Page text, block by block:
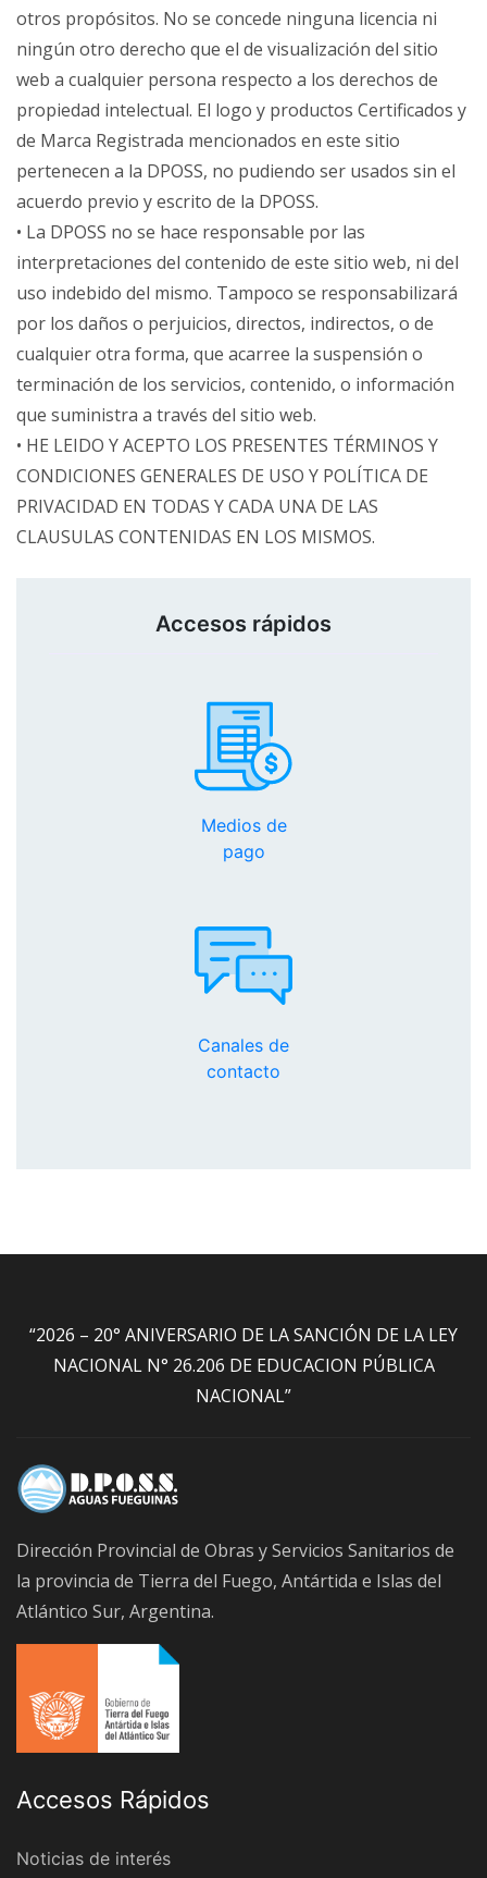
otros propósitos. No se concede ninguna licencia ni
ningún otro derecho que el de visualización del sitio
web a cualquier persona respecto a los derechos de
propiedad intelectual. El logo y productos Certificados y
de Marca Registrada mencionados en este sitio
pertenecen a la DPOSS, no pudiendo ser usados sin el
acuerdo previo y escrito de la DPOSS.
• La DPOSS no se hace responsable por las
interpretaciones del contenido de este sitio web, ni del
uso indebido del mismo. Tampoco se responsabilizará
por los daños o perjuicios, directos, indirectos, o de
cualquier otra forma, que acarree la suspensión o
terminación de los servicios, contenido, o información
que suministra a través del sitio web.
• HE LEIDO Y ACEPTO LOS PRESENTES TÉRMINOS Y
CONDICIONES GENERALES DE USO Y POLÍTICA DE
PRIVACIDAD EN TODAS Y CADA UNA DE LAS
CLAUSULAS CONTENIDAS EN LOS MISMOS.
Accesos rápidos
Medios de
pago
Canales de
contacto
“2026 – 20° ANIVERSARIO DE LA SANCIÓN DE LA LEY
NACIONAL N° 26.206 DE EDUCACION PÚBLICA
NACIONAL”
Dirección Provincial de Obras y Servicios Sanitarios de
la provincia de Tierra del Fuego, Antártida e Islas del
Atlántico Sur, Argentina.
Accesos Rápidos
Noticias de interés